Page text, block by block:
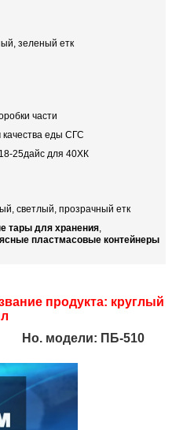
зеленый етк
части
еды СГС
25дайс для 40ХК
светлый, прозрачный етк
тары для хранения,
пластмасовые контейнеры
продукта: круглый
Но. модели: ПБ-510